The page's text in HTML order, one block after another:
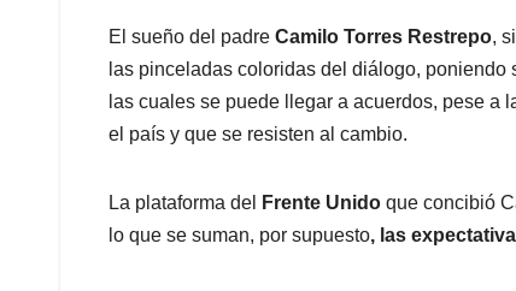
El sueño del padre Camilo Torres Restrepo,
las pinceladas coloridas del diálogo,
las cuales se puede llegar a acuerdos, pese a
el país y que se resisten al cambio.
La plataforma del Frente Unido que concibió
lo que se suman, por supuesto, las